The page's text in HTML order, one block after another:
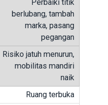
Perbaiki titik
berlubang, tambah
marka, pasang
pegangan
Risiko jatuh menurun,
mobilitas mandiri
naik
Ruang terbuka